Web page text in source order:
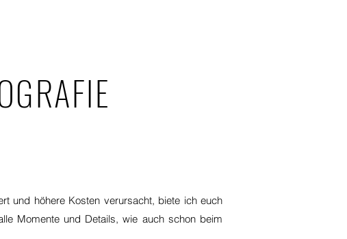
und höhere Kosten verursacht, biete ich euch
Momente und Details, wie auch schon beim